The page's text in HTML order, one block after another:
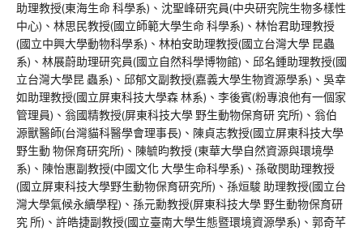
助理教授(東海生命 科學系)、沈聖峰研究員(中央研究院生物多樣性
中心)、林思民教授(國立師範大學生命 科學系)、林怡君助理教授
(國立中興大學動物科學系)、林柏安助理教授(國立台灣大學 昆蟲
系)、林展蔚助理研究員(國立自然科學博物館)、邱名鍾助理教授(國
立台灣大學昆 蟲系)、邱郁文副教授(嘉義大學生物資源學系)、吳幸
如助理教授(國立屏東科技大學森 林系)、李後賓(粉專浪他有一個家
管理員)、翁國精教授(屏東科技大學 野生動物保育研 究所)、翁伯
源獸醫師(台灣貓科醫學會理事長)、陳貞志教授(國立屏東科技大學
野生動 物保育研究所)、陳毓昀教授 (東華大學自然資源與環境學
系)、陳怡惠副教授(中國文化 大學生命科學系)、孫敬閔助理教授
(國立屏東科技大學野生動物保育研究所)、孫烜駿 助理教授(國立台
灣大學氣候永續學程)、孫元勳教授(屏東科技大學 野生動物保育研
究 所)、許皓捷副教授(國立臺南大學生態暨環境資源學系)、郭奇芊